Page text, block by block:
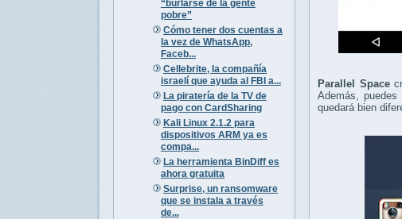
“burlarse de la gente
pobre”
Cómo tener dos cuentas a
la vez de WhatsApp,
Faceb...
Cellebrite, la compañía
israelí que ayuda al FBI a...
La piratería de la TV de
pago con CardSharing
Kali Linux 2.1.2 para
dispositivos ARM ya es
compa...
La herramienta BinDiff es
ahora gratuita
Surprise, un ransomware
que se instala a través
de...
Parallel Space
Además,
quedará bien